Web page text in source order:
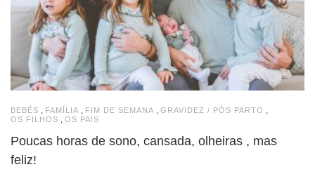
BEBÉS , FAMÍLIA , FIM DE SEMANA , GRAVIDEZ / PÓS PARTO ,
OS FILHOS , OS PAIS
Poucas horas de sono, cansada, olheiras , mas
feliz!